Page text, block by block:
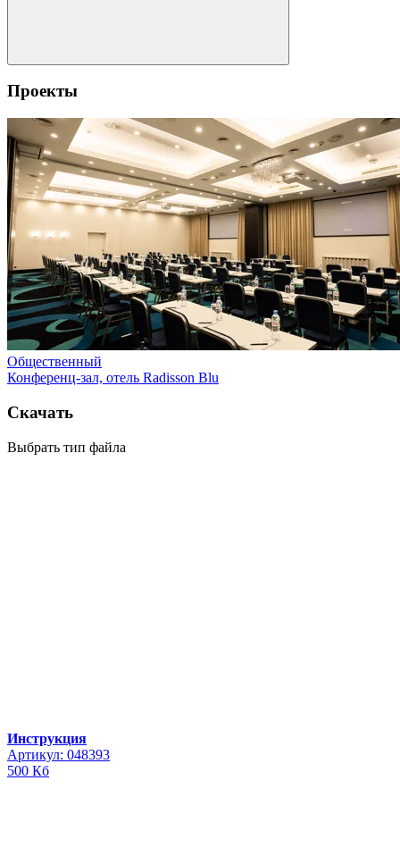
Проекты
Общественный
Конференц-зал, отель Radisson Blu
Скачать
Выбрать тип файла
Инструкция
Артикул: 048393
500 Кб